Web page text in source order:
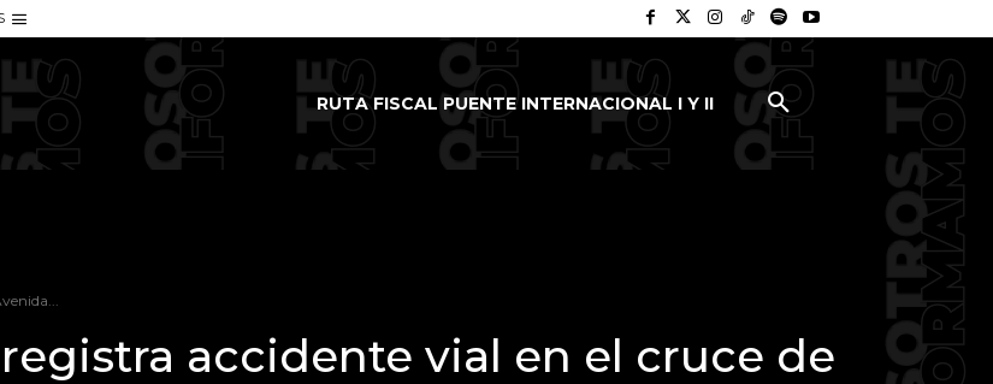
RUTA FISCAL PUENTE INTERNACIONAL I Y II
accidente vial en el cruce de